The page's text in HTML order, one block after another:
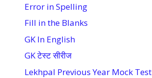
Error in Spelling
Fill in the Blanks
GK In English
GK टेस्ट सीरीज
Lekhpal Previous Year Mock Test